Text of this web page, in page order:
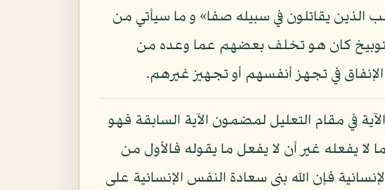
الذين يقاتلون في سبيله صفا» و ما سيأتي من
التوبيخ كان هو تخلف بعضهم عما وعده من
الإنفاق في تجهز أنفسهم أو تجهيز غيرهم.
في مقام التعليل لمضمون الآية السابقة فهو
لا يفعله غير أن لا يفعل ما يقوله فالأول من
فإن الله بنى سعادة النفس الإنسانية على